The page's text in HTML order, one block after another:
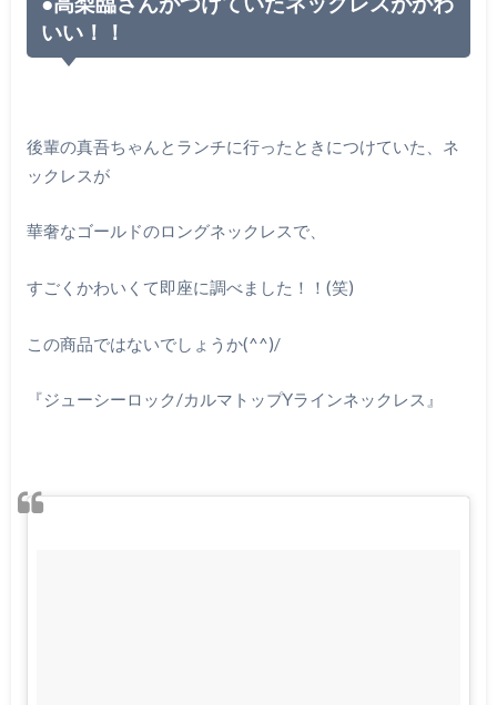
いい！！
後輩の真吾ちゃんとランチに行ったときにつけていた、ネ
ックレスが
華奢なゴールドのロングネックレスで、
すごくかわいくて即座に調べました！！ (笑)
この商品ではないでしょうか(^^)/
『ジューシーロック/カルマトップYラインネックレス』